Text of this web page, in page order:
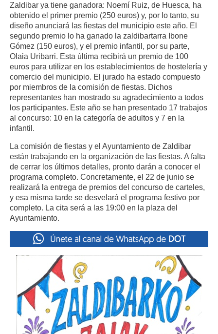
Zaldibar ya tiene ganadora: Noemí Ruiz, de Huesca, ha
obtenido el primer premio (250 euros) y, por lo tanto, su
diseño anunciará las fiestas del municipio este año. El
segundo premio lo ha ganado la zaldibartarra Ibone
Gómez (150 euros), y el premio infantil, por su parte,
Olaia Uribarri. Esta última recibirá un premio de 100
euros para utilizar en los establecimientos de hostelería y
comercio del municipio. El jurado ha estado compuesto
por miembros de la comisión de fiestas. Dichos
representantes han mostrado su agradecimiento a todos
los participantes. Este año se han presentado 17 trabajos
al concurso: 10 en la categoría de adultos y 7 en la
infantil.
La comisión de fiestas y el Ayuntamiento de Zaldibar
están trabajando en la organización de las fiestas. A falta
de cerrar los últimos detalles, pronto darán a conocer el
programa completo. Concretamente, el 22 de junio se
realizará la entrega de premios del concurso de carteles,
y esa misma tarde se desvelará el programa festivo por
completo. La cita será a las 19:00 en la plaza del
Ayuntamiento.